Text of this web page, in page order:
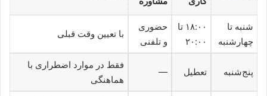
شنبه تا
چهارشنبه
۱۸:۰۰ تا
۲۰:۰۰
حضوری
و تلفنی
با تعیین وقت قبلی
پنج‌شنبه تعطیل —
فقط در موارد اضطراری با
هماهنگی